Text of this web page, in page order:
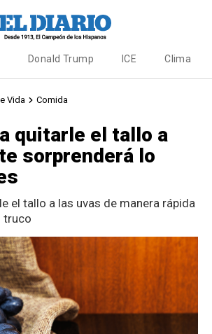
Donald Trump ICE Clima
Vida Comida
quitarle el tallo a
sorprenderá lo
el tallo a las uvas de manera rápida
truco